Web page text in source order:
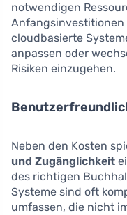
notwendigen
Anfangsinvestitionen
cloudbasierte
anpassen oder
Risiken einzugehen.
Neben den Kosten
und Zugänglichkeit
des richtigen
Systeme sind oft
umfassen, die nicht